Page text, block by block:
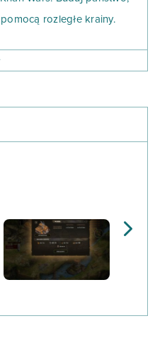
rozległe krainy.
grze nacji, której losy
benefity, a także
kilka razy swoją
państwa. Na
niemal pustą osadę
Do zebrania są między